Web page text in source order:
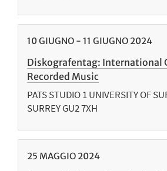
10GIUGNO - 11 GIUGNO 2024
Diskografentag: International
Recorded Music
PATS STUDIO 1 UNIVERSITY OF
SURREY GU2 7XH
25 MAGGIO 2024